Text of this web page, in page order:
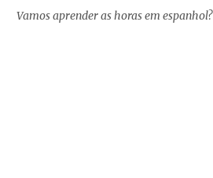
Vamos aprender as horas em espanhol?